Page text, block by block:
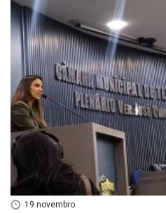
19 novembro